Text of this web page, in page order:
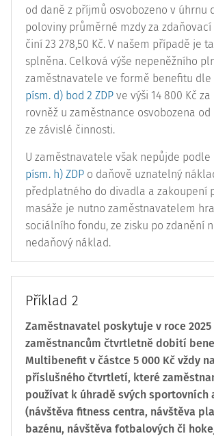
od daně z příjmů osvobozeno v úhrnu
poloviny průměrné mzdy za zdaňovací
činí 23 278,50 Kč. V našem případě je
splněna. Celková výše nepeněžního
zaměstnavatele ve formě benefitu dle
písm. d) bod 2 ZDP ve výši 14 800 Kč
rovněž u zaměstnance osvobozena
ze závislé činnosti.
U zaměstnavatele však nepůjde podle
písm. h) ZDP o daňově uznatelný
předplatného do divadla a zakoupení
masáže je nutno zaměstnavatelem
sociálního fondu, ze zisku po zdanění
nedaňový náklad.
Příklad 2
Zaměstnavatel poskytuje v roce 2025
zaměstnancům čtvrtletně dobití
Multibenefit v částce 5 000 Kč vždy
příslušného čtvrtletí, které
používat k úhradě svých
(návštěva fitness centra, návštěva
bazénu, návštěva fotbalových či